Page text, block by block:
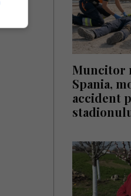
Muncitor
Spania,
accident